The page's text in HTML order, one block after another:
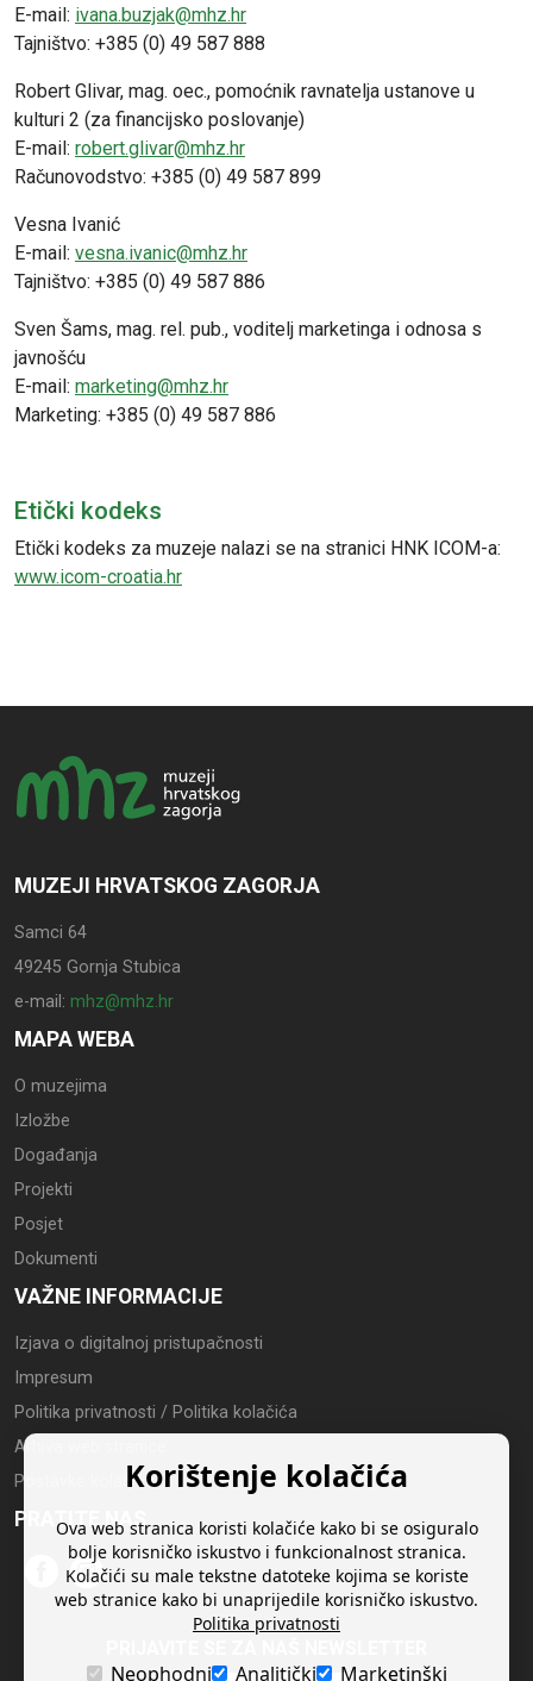
E-mail: ivana.buzjak@mhz.hr
Tajništvo: +385 (0) 49 587 888
Robert Glivar, mag. oec., pomoćnik ravnatelja ustanove u
kulturi 2 (za financijsko poslovanje)
E-mail: robert.glivar@mhz.hr
Računovodstvo: +385 (0) 49 587 899
Vesna Ivanić
E-mail: vesna.ivanic@mhz.hr
Tajništvo: +385 (0) 49 587 886
Sven Šams, mag. rel. pub., voditelj marketinga i odnosa s
javnošću
E-mail: marketing@mhz.hr
Marketing: +385 (0) 49 587 886
Etički kodeks
Etički kodeks za muzeje nalazi se na stranici HNK ICOM-a:
www.icom-croatia.hr
MUZEJI HRVATSKOG ZAGORJA
Samci 64
49245 Gornja Stubica
e-mail: mhz@mhz.hr
MAPA WEBA
O muzejima
Izložbe
Događanja
Projekti
Posjet
Dokumenti
VAŽNE INFORMACIJE
Izjava o digitalnoj pristupačnosti
Impresum
Politika privatnosti / Politika kolačića
Arhiva web stranice
Postavke kolačića
PRATITE NAS
Korištenje kolačića
Ova web stranica koristi kolačiće kako bi se osiguralo
bolje korisničko iskustvo i funkcionalnost stranica.
Kolačići su male tekstne datoteke kojima se koriste
web stranice kako bi unaprijedile korisničko iskustvo.
Politika privatnosti
Neophodni Analitički Marketinški